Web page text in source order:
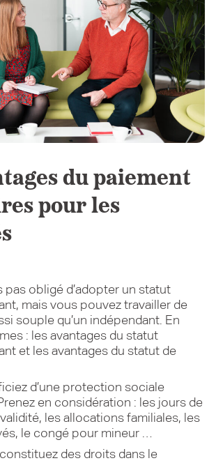
du paiement
pour les
pas obligé d’adopter un statut
mais vous pouvez travailler de
souple qu’un indépendant. En
: les avantages du statut
et les avantages du statut de
d’une protection sociale
en considération : les jours de
les allocations familiales, les
le congé pour mineur …
des droits dans le